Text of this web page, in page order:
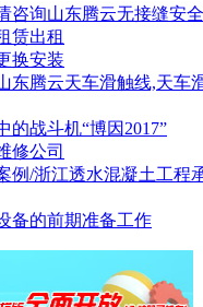
咨询山东腾云无接缝安
赁出租
换安装
东腾云天车滑触线,天车
的战斗机“博因2017”
修公司
例/浙江透水混凝土工程
备的前期准备工作